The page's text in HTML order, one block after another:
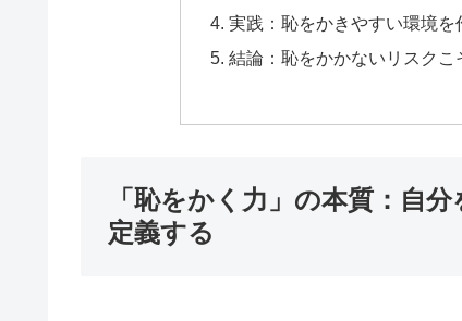
実践：恥をかきやすい環境を
結論：恥をかかないリスク
「恥をかく力」の本質：自
定義する